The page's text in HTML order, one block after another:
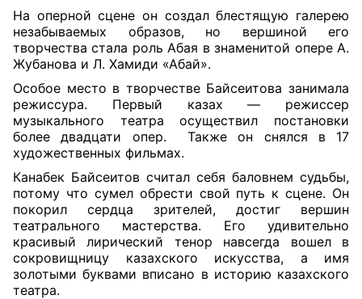
На оперной сцене он создал блестящую галерею
незабываемых образов, но вершиной его
творчества стала роль Абая в знаменитой опере А.
Жубанова и Л. Хамиди «Абай».
Особое место в творчестве Байсеитова занимала
режиссура. Первый казах — режиссер
музыкального театра осуществил постановки
более двадцати опер.
Также он снялся в 17
художественных фильмах.
Канабек Байсеитов считал себя баловнем судьбы,
потому что сумел обрести свой путь к сцене. Он
покорил сердца зрителей, достиг вершин
театрального мастерства. Его удивительно
красивый лирический тенор навсегда вошел в
сокровищницу казахского искусства, а имя
золотыми буквами вписано в историю казахского
театра.